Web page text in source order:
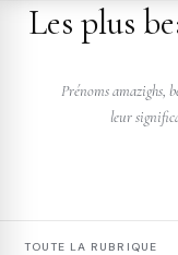
Les plus
Prénoms amazighs,
leur
TOUTE LA RUBRIQUE